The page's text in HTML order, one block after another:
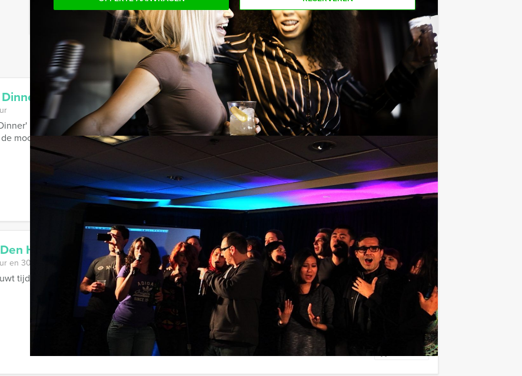
Gouda Vanaf€ 62,50p.p. excl. BTW
in Gouda, dat is genieten van lekker eten én een speurtocht door de stad, met Huisbrand
mooiste kiekjes nemen van ...
Favoriet
Haag Vanaf € 22,50p.p. excl. BTW
en 30 minuten
tijdens de Wie is de Rat in Den Haag van uw groep een hecht team en laat u allerlei uitdagende